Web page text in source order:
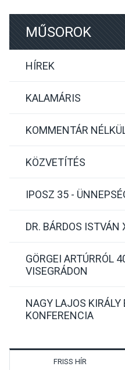
MŰSOROK
HÍREK
KALAMÁRIS
KOMMENTÁR
KÖZVETÍTÉS
IPOSZ 35 -
DR. BÁRDOS ISTVÁN
GÖRGEI ARTÚRRÓL
VISEGRÁDON
NAGY LAJOS KIRÁLY
KONFERENCIA
FRISS HÍR